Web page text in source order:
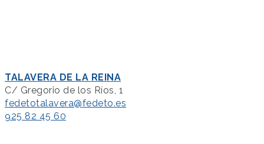
TALAVERA DE LA REINA
C/ Gregorio de los Ríos, 1
fedetotalavera@fedeto.es
925 82 45 60